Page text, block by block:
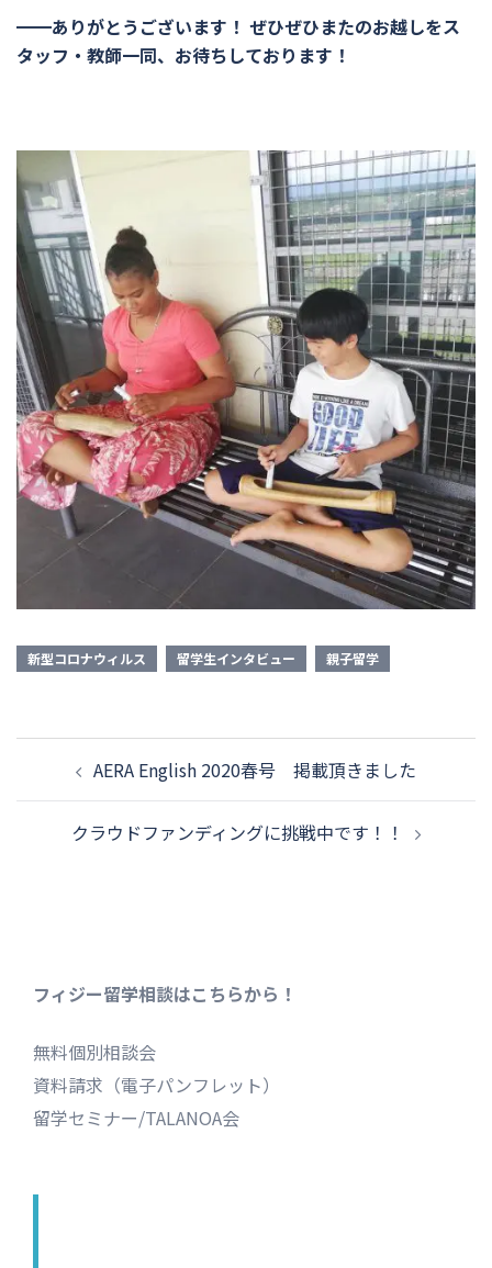
━━ありがとうございます！ ぜひぜひまたのお越しをス
タッフ・教師一同、お待ちしております！
新型コロナウィルス 留学生インタビュー 親子留学
AERA English 2020春号 掲載頂きました
クラウドファンディングに挑戦中です！！
フィジー留学相談はこちらから！
無料個別相談会
資料請求（電子パンフレット）
留学セミナー/TALANOA会